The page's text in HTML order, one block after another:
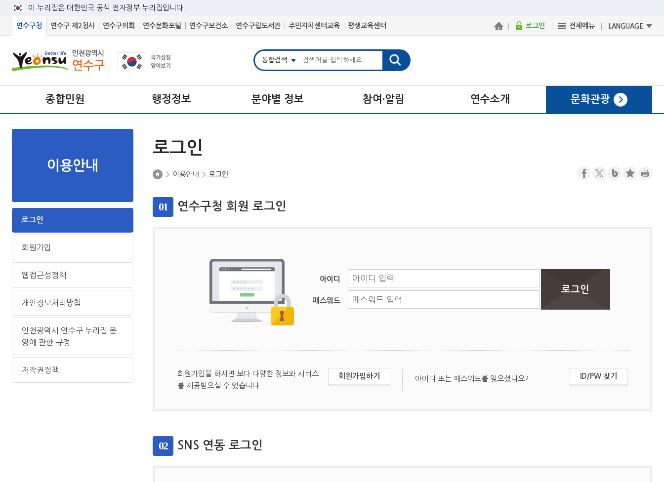
이 누리집은 대한민국 공식 전자정부 누리집입니다.
연수구청 연수구 제2청사 연수구의회 연수문화포털 연수구보건소 연수구립도서관 주민자치센터교육 평생교육센터 로그인 전체메뉴 LANGUAGE
종합민원 행정정보 분야별 정보 참여·알림 연수소개 문화관광
이용안내
로그인
회원가입
웹접근성정책
개인정보처리방침
인천광역시 연수구 누리집 운
영에 관한 규정
저작권정책
로그인
이용안내 로그인
01 연수구청 회원 로그인
아이디
패스워드
회원가입을 하시면 보다 다양한 정보와 서비스
를 제공받으실 수 있습니다.
회원가입하기 아이디 또는 패스워드를 잊으셨나요? ID/PW 찾기
02 SNS 연동 로그인